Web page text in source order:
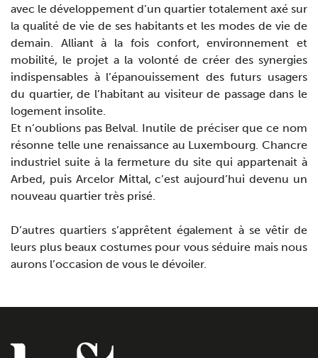
avec le développement d’un quartier totalement axé sur
la qualité de vie de ses habitants et les modes de vie de
demain. Alliant à la fois confort, environnement et
mobilité, le projet a la volonté de créer des synergies
indispensables à l’épanouissement des futurs usagers
du quartier, de l’habitant au visiteur de passage dans le
logement insolite.
Et n’oublions pas Belval. Inutile de préciser que ce nom
résonne telle une renaissance au Luxembourg. Chancre
industriel suite à la fermeture du site qui appartenait à
Arbed, puis Arcelor Mittal, c’est aujourd’hui devenu un
nouveau quartier très prisé.
D’autres quartiers s’apprêtent également à se vêtir de
leurs plus beaux costumes pour vous séduire mais nous
aurons l’occasion de vous le dévoiler.